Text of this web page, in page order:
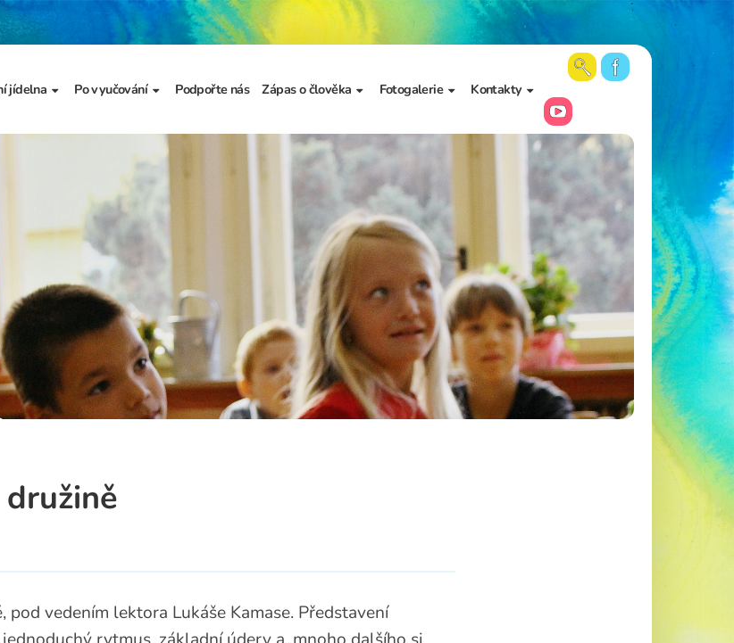
jídelna Po vyučování
Školní družina
Školní klub
Kroužky
Bellhop čipový systém
Podpořte nás Zápas o člověka
Prezentace školy a
výzkumu
Fotogalerie
Aktuální fotky
Archiv fotogalerií
Kontakty
Vedení školy
Kancelář školy
Zájmové vzdělávání
Školní poradenské
pracoviště
Učitelé
Asistenti pedagoga
Napište nám
pod vedením lektora Lukáše Kamase. Představení